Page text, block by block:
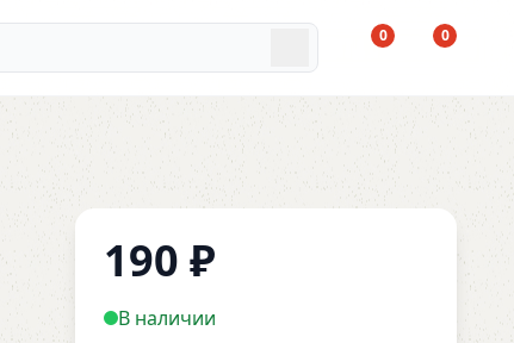
0 0
190 ₽
В наличии